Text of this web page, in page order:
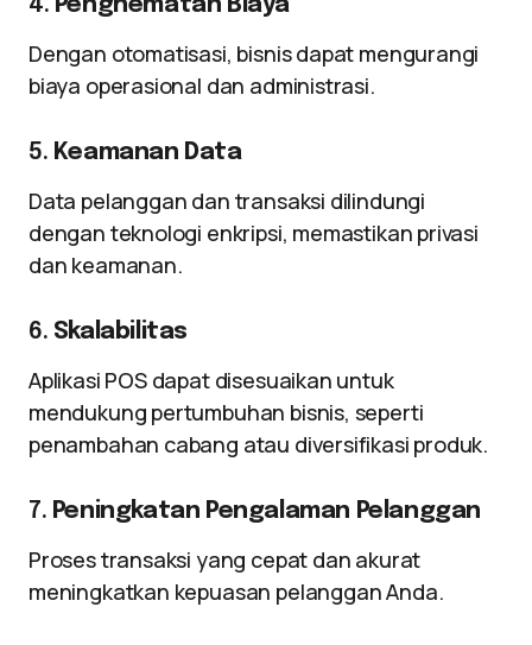
4. Penghematan Biaya
Dengan otomatisasi, bisnis dapat mengurangi
biaya operasional dan administrasi.
5. Keamanan Data
Data pelanggan dan transaksi dilindungi
dengan teknologi enkripsi, memastikan privasi
dan keamanan.
6. Skalabilitas
Aplikasi POS dapat disesuaikan untuk
mendukung pertumbuhan bisnis, seperti
penambahan cabang atau diversifikasi produk.
7. Peningkatan Pengalaman Pelanggan
Proses transaksi yang cepat dan akurat
meningkatkan kepuasan pelanggan Anda.